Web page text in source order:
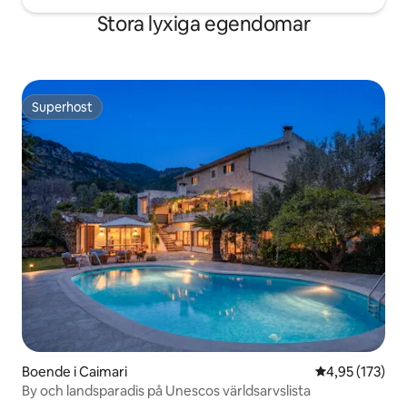
Stora lyxiga egendomar
Superhost
Superhost
Boende i Caimari 4,95 av 5 i
4,95 (173)
By och landsparadis på Unescos världsarvslista